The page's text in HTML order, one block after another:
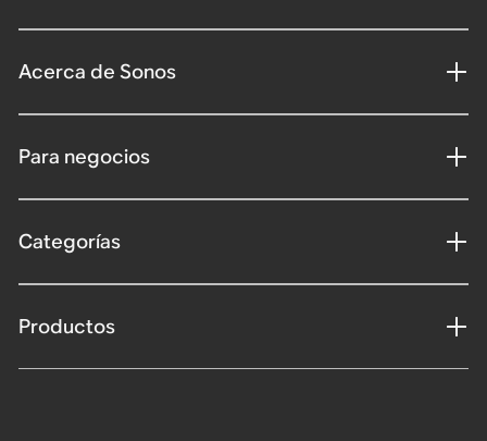
Acerca de Sonos
Para negocios
Categorías
Productos